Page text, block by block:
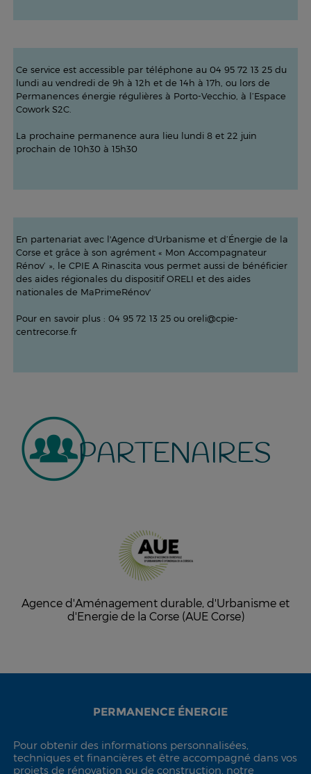
Ce service est accessible par téléphone au 04 95 72 13 25 du
lundi au vendredi de 9h à 12h et de 14h à 17h, ou lors de
Permanences énergie régulières à Porto-Vecchio, à l’Espace
Cowork S2C.
La prochaine permanence aura lieu lundi 8 et 22 juin
prochain de 10h30 à 15h30
En partenariat avec l'Agence d'Urbanisme et d’Énergie de la
Corse et grâce à son agrément « Mon Accompagnateur
Rénov’ », le CPIE A Rinascita vous permet aussi de bénéficier
des aides régionales du dispositif ORELI et des aides
nationales de MaPrimeRénov'
Pour en savoir plus : 04 95 72 13 25 ou oreli@cpie-
centrecorse.fr
PARTENAIRES
Agence d'Aménagement durable, d'Urbanisme et
d'Energie de la Corse (AUE Corse)
PERMANENCE ÉNERGIE
Pour obtenir des informations personnalisées,
techniques et financières et être accompagné dans vos
projets de rénovation ou de construction, notre